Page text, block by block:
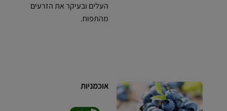
העלים ובעיקר את הזרעים
מהתפוח.
אוכמניות